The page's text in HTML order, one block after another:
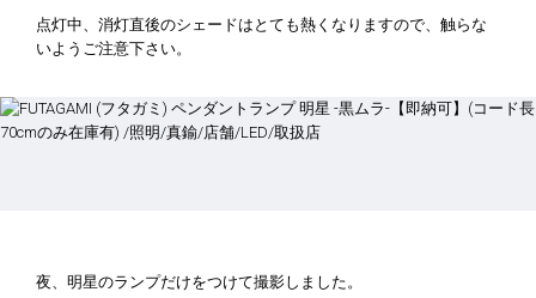
点灯中、消灯直後のシェードはとても熱くなりますので、触らな
いようご注意下さい。
夜、明星のランプだけをつけて撮影しました。